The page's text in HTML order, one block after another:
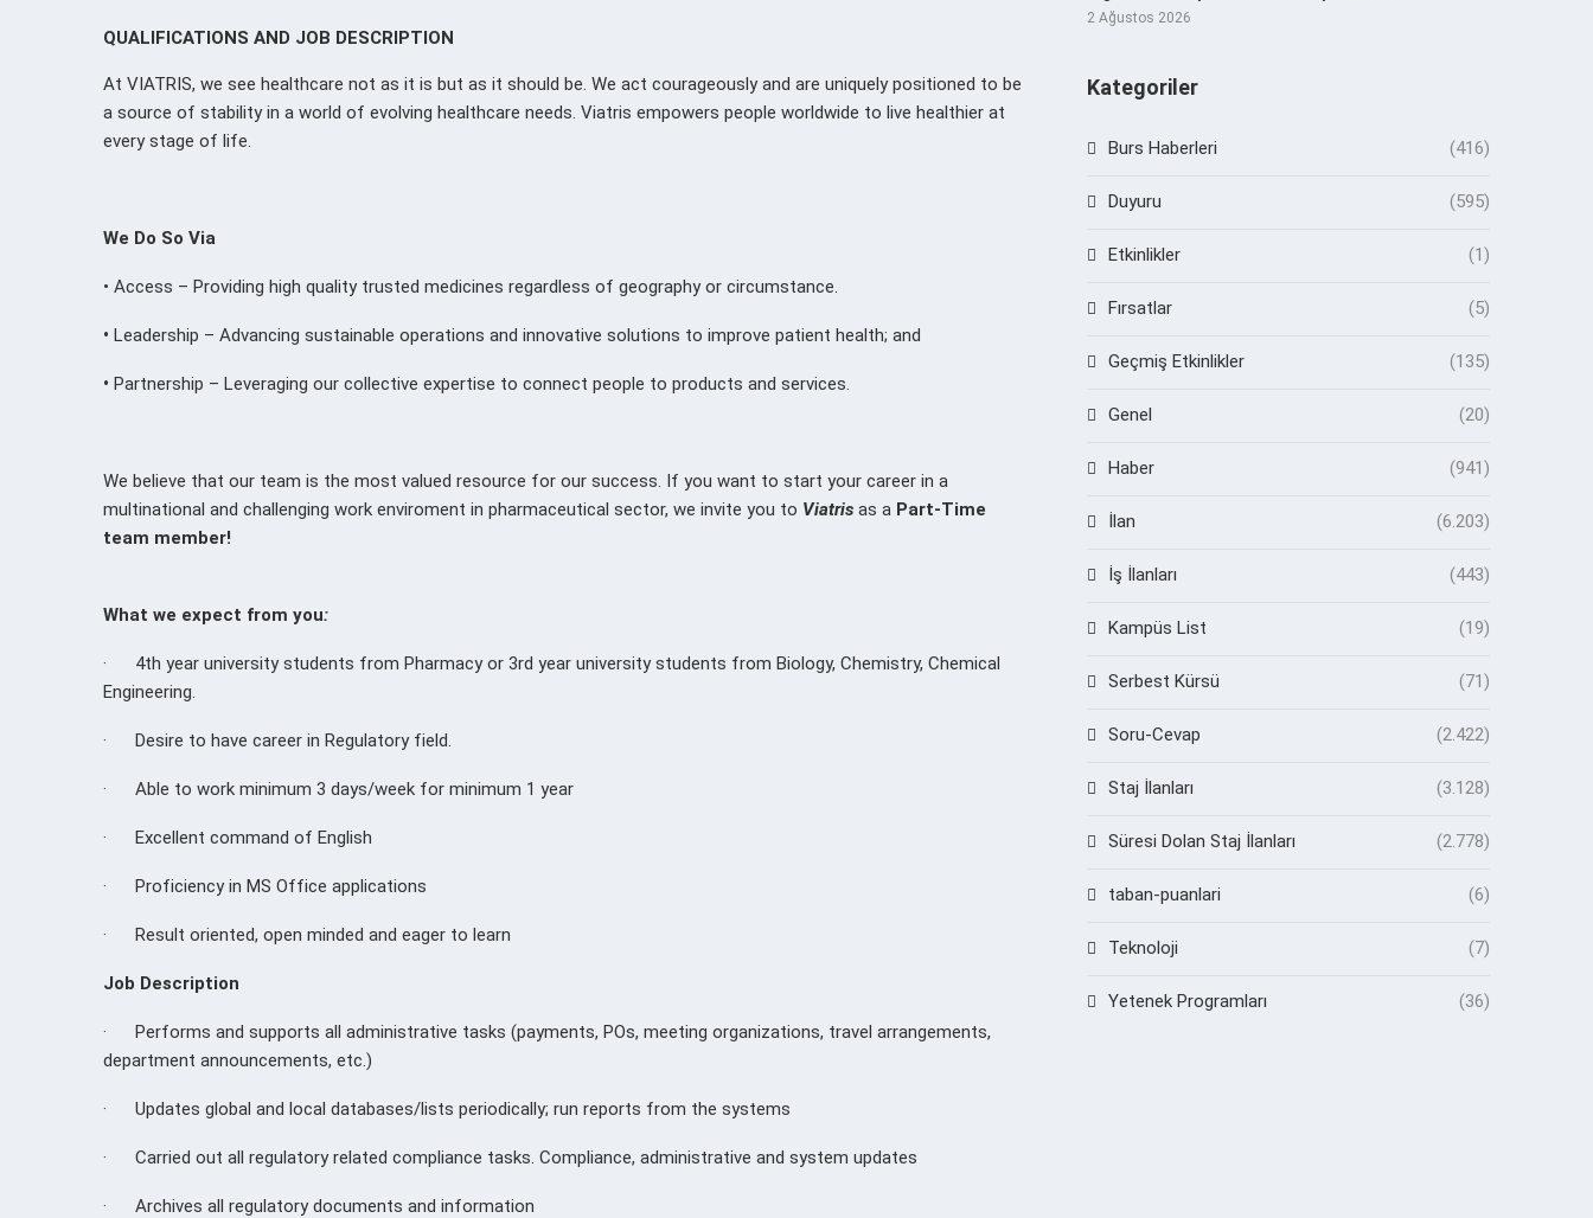
QUALIFICATIONS AND JOB DESCRIPTION
At VIATRIS, we see healthcare not as it is but as it should be. We act courageously and are uniquely positioned to be
a source of stability in a world of evolving healthcare needs. Viatris empowers people worldwide to live healthier at
every stage of life.
We Do So Via
• Access – Providing high quality trusted medicines regardless of geography or circumstance.
• Leadership – Advancing sustainable operations and innovative solutions to improve patient health; and
• Partnership – Leveraging our collective expertise to connect people to products and services.
We believe that our team is the most valued resource for our success. If you want to start your career in a
multinational and challenging work enviroment in pharmaceutical sector, we invite you to Viatris as a Part-Time
team member!
What we expect from you:
· 4th year university students from Pharmacy or 3rd year university students from Biology, Chemistry, Chemical
Engineering.
· Desire to have career in Regulatory field.
· Able to work minimum 3 days/week for minimum 1 year
· Excellent command of English
· Proficiency in MS Office applications
· Result oriented, open minded and eager to learn
Job Description
·
Performs and supports all administrative tasks (payments, POs, meeting organizations, travel arrangements,
department announcements, etc.)
· Updates global and local databases/lists periodically; run reports from the systems
· Carried out all regulatory related compliance tasks. Compliance, administrative and system updates
· Archives all regulatory documents and information
2 Ağustos 2026
Kategoriler
Burs Haberleri (416)
Duyuru (595)
Etkinlikler (1)
Fırsatlar (5)
Geçmiş Etkinlikler (135)
Genel (20)
Haber (941)
İlan (6.203)
İş İlanları (443)
Kampüs List (19)
Serbest Kürsü (71)
Soru-Cevap (2.422)
Staj İlanları (3.128)
Süresi Dolan Staj İlanları (2.778)
taban-puanlari (6)
Teknoloji (7)
Yetenek Programları (36)